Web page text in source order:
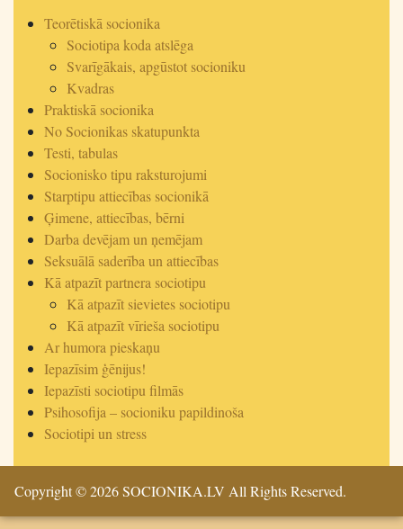
Teorētiskā socionika
Sociotipa koda atslēga
Svarīgākais, apgūstot socioniku
Kvadras
Praktiskā socionika
No Socionikas skatupunkta
Testi, tabulas
Socionisko tipu raksturojumi
Starptipu attiecības socionikā
Ģimene, attiecības, bērni
Darba devējam un ņemējam
Seksuālā saderība un attiecības
Kā atpazīt partnera sociotipu
Kā atpazīt sievietes sociotipu
Kā atpazīt vīrieša sociotipu
Ar humora pieskaņu
Iepazīsim ģēnijus!
Iepazīsti sociotipu filmās
Psihosofija – socioniku papildinoša
Sociotipi un stress
Copyright © 2026 SOCIONIKA.LV All Rights Reserved.